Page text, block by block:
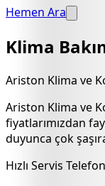
Hemen Ara
Klima
Ariston Klima ve
Ariston Klima ve
fiyatlarımızdan
duyunca çok
Hızlı Servis